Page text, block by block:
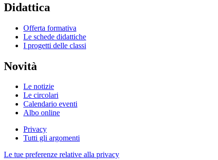
Didattica
Offerta formativa
Le schede didattiche
I progetti delle classi
Novità
Le notizie
Le circolari
Calendario eventi
Albo online
Privacy
Tutti gli argomenti
Le tue preferenze relative alla privacy